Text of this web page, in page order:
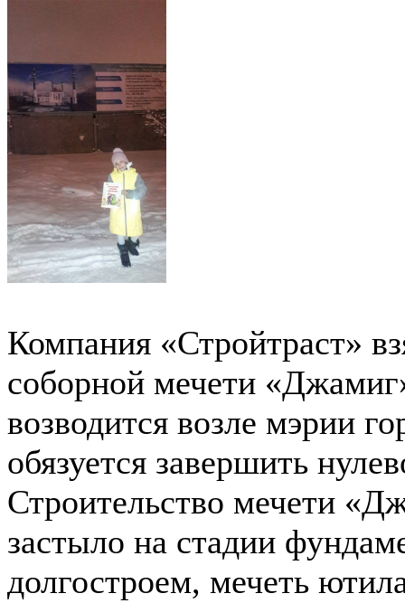
Компания «Стройтраст»
соборной мечети
возводится возле мэрии
обязуется завершить
Строительство мечети
застыло на стадии
долгостроем, мечеть